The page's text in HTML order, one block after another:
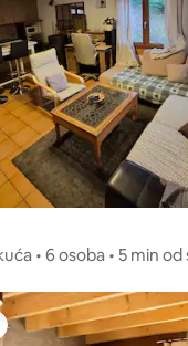
• 6 osoba • 5 min
s oznakom